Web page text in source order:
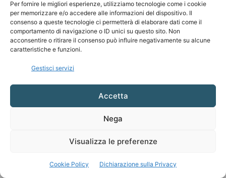
Per fornire le migliori esperienze, utilizziamo tecnologie come i cookie
per memorizzare e/o accedere alle informazioni del dispositivo. Il
consenso a queste tecnologie ci permetterà di elaborare dati come il
comportamento di navigazione o ID unici su questo sito. Non
acconsentire o ritirare il consenso può influire negativamente su alcune
caratteristiche e funzioni.
Gestisci servizi
Accetta
Nega
Visualizza le preferenze
Cookie Policy Dichiarazione sulla Privacy